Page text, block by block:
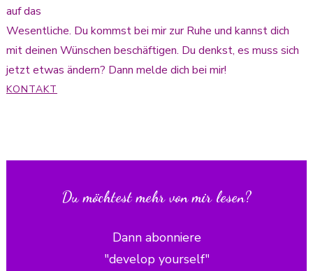
auf das
Wesentliche. Du kommst bei mir zur Ruhe und kannst dich
mit deinen Wünschen beschäftigen. Du denkst, es muss sich
jetzt etwas ändern? Dann melde dich bei mir!
KONTAKT
Du möchtest mehr von mir lesen?
Dann abonniere
"develop yourself"